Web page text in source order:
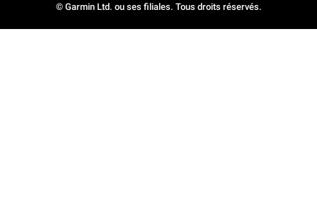
© Garmin Ltd. ou ses filiales. Tous droits réservés.